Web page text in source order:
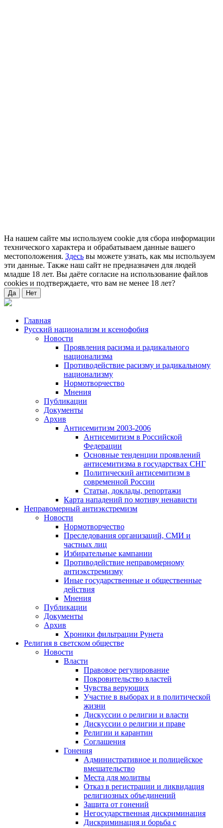
На нашем сайте мы используем cookie для сбора информации
технического характера и обрабатываем данные вашего
местоположения. Здесь вы можете узнать, как мы используем
эти данные. Также наш сайт не предназначен для людей
младше 18 лет. Вы даёте согласие на использование файлов
cookies и подтверждаете, что вам не менее 18 лет?
Да Нет
Главная
Русский национализм и ксенофобия
Новости
Проявления расизма и радикального
национализма
Противодействие расизму и радикальному
национализму
Нормотворчество
Мнения
Публикации
Документы
Архив
Антисемитизм 2003-2006
Антисемитизм в Российской
Федерации
Основные тенденции проявлений
антисемитизма в государствах СНГ
Политический антисемитизм в
современной России
Статьи, доклады, репортажи
Карта нападений по мотиву ненависти
Неправомерный антиэкстремизм
Новости
Нормотворчество
Преследования организаций, СМИ и
частных лиц
Избирательные кампании
Противодействие неправомерному
антиэкстремизму
Иные государственные и общественные
действия
Мнения
Публикации
Документы
Архив
Хроники фильтрации Рунета
Религия в светском обществе
Новости
Власти
Правовое регулирование
Покровительство властей
Чувства верующих
Участие в выборах и в политической
жизни
Дискуссии о религии и власти
Дискуссии о религии и праве
Религии и карантин
Соглашения
Гонения
Административное и полицейское
вмешательство
Места для молитвы
Отказ в регистрации и ликвидация
религиозных объединений
Защита от гонений
Негосударственная дискриминация
Дискриминация и борьба с